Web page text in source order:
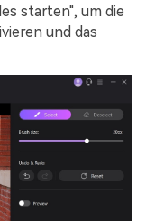
starten", um die
und das